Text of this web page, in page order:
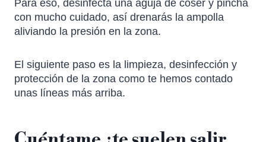
Para eso, desinfecta una aguja de coser y pincha
con mucho cuidado, así drenarás la ampolla
aliviando la presión en la zona.
El siguiente paso es la limpieza, desinfección y
protección de la zona como te hemos contado
unas líneas más arriba.